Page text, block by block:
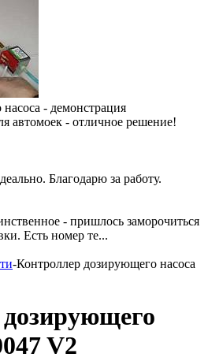
- демонстрация
автомоек - отличное решение!
Благодарю за работу.
- пришлось заморочиться
Есть номер те...
-Контроллер дозирующего насоса
V2